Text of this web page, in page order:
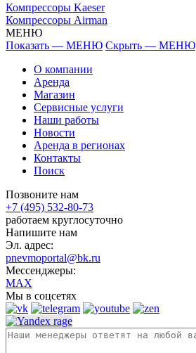
Компрессоры Kaeser
Компрессоры Airman
МЕНЮ
Показать — МЕНЮ Скрыть — МЕНЮ
О компании
Аренда
Магазин
Сервисные услуги
Наши работы
Новости
Аренда в регионах
Контакты
Поиск
Позвоните нам
+7 (495) 532-80-73
работаем круглосуточно
Напишите нам
Эл. адрес:
pnevmoportal@bk.ru
Мессенджеры:
MAX
Мы в соцсетях